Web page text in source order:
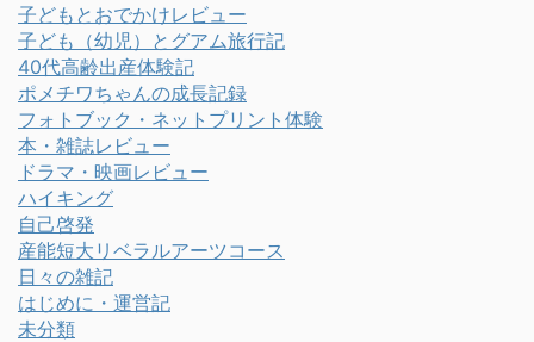
子どもとおでかけレビュー
子ども（幼児）とグアム旅行記
40代高齢出産体験記
ポメチワちゃんの成長記録
フォトブック・ネットプリント体験
本・雑誌レビュー
ドラマ・映画レビュー
ハイキング
自己啓発
産能短大リベラルアーツコース
日々の雑記
はじめに・運営記
未分類